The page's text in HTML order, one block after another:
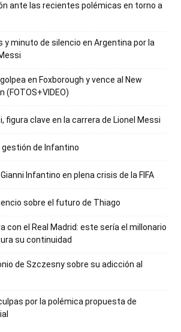
ante las recientes polémicas en torno a
y minuto de silencio en Argentina por la
en Foxborough y vence al New
(FOTOS+VIDEO)
figura clave en la carrera de Lionel Messi
gestión de Infantino
Infantino en plena crisis de la FIFA
sobre el futuro de Thiago
con el Real Madrid: este sería el millonario
su continuidad
de Szczesny sobre su adicción al
por la polémica propuesta de